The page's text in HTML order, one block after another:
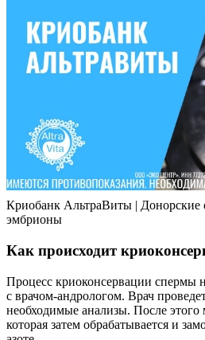
Криобанк АльтраВиты | Донорские
эмбрионы
Как происходит
Процесс криоконсервации спермы
с врачом-андрологом. Врач
необходимые анализы. После этого
которая затем обрабатывается и